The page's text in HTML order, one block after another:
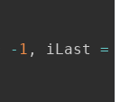
- 1 , iLast =